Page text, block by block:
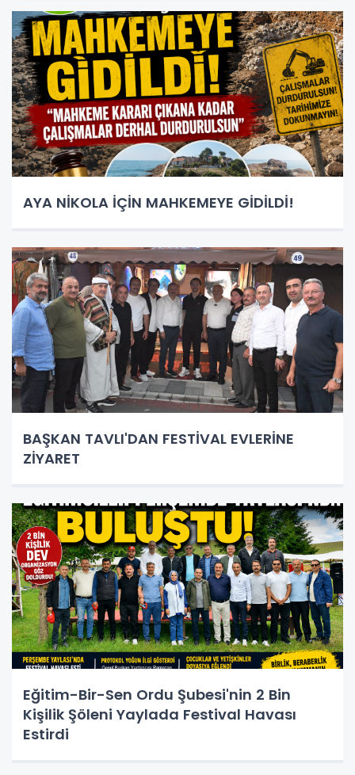
AYA NİKOLA İÇİN MAHKEMEYE GİDİLDİ!
BAŞKAN TAVLI'DAN FESTİVAL EVLERİNE
ZİYARET
Eğitim-Bir-Sen Ordu Şubesi'nin 2 Bin
Kişilik Şöleni Yaylada Festival Havası
Estirdi